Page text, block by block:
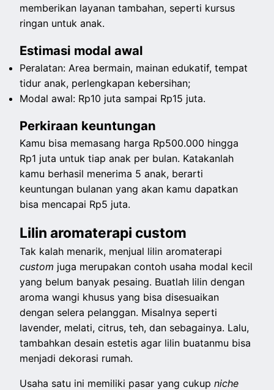
memberikan layanan tambahan, seperti kursus
ringan untuk anak.
Estimasi modal awal
Peralatan: Area bermain, mainan edukatif, tempat
tidur anak, perlengkapan kebersihan;
Modal awal: Rp10 juta sampai Rp15 juta.
Perkiraan keuntungan
Kamu bisa memasang harga Rp500.000 hingga
Rp1 juta untuk tiap anak per bulan. Katakanlah
kamu berhasil menerima 5 anak, berarti
keuntungan bulanan yang akan kamu dapatkan
bisa mencapai Rp5 juta.
Lilin aromaterapi custom
Tak kalah menarik, menjual lilin aromaterapi
custom juga merupakan contoh usaha modal kecil
yang belum banyak pesaing. Buatlah lilin dengan
aroma wangi khusus yang bisa disesuaikan
dengan selera pelanggan. Misalnya seperti
lavender, melati, citrus, teh, dan sebagainya. Lalu,
tambahkan desain estetis agar lilin buatanmu bisa
menjadi dekorasi rumah.
Usaha satu ini memiliki pasar yang cukupniche